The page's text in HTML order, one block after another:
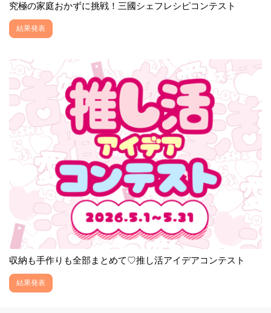
究極の家庭おかずに挑戦！三國シェフレシピコンテスト
結果発表
収納も手作りも全部まとめて♡推し活アイデアコンテスト
結果発表